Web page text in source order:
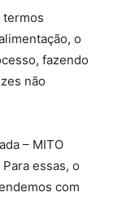
termos
o
fazendo
não
– MITO
essas, o
com